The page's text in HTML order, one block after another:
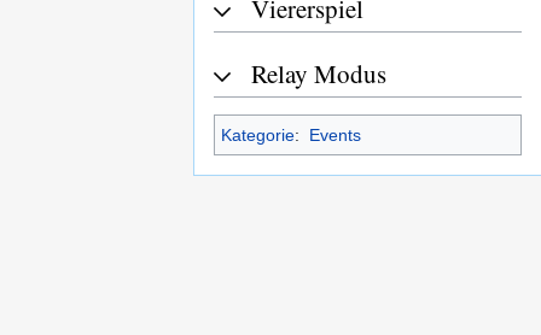
Viererspiel
Relay Modus
Kategorie: Events